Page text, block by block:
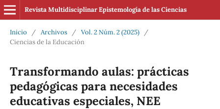
Revista Multidisciplinar Epistemología de las Ciencias
Inicio / Archivos / Vol. 2 Núm. 2 (2025)
/
Ciencias de la Educación
Transformando aulas: prácticas
pedagógicas para necesidades
educativas especiales, NEE